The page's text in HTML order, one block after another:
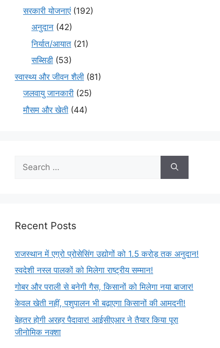
सरकारी योजनाएं(192)
अनुदान (42)
निर्यात/आयात (21)
सब्सिडी (53)
स्वास्थ्य और जीवन शैली (81)
जलवायु जानकारी (25)
मौसम और खेती (44)
Recent Posts
राजस्थान में एग्रो प्रोसेसिंग उद्योगों को 1.5 करोड़ तक अनुदान!
स्वदेशी नस्ल पालकों को मिलेगा राष्ट्रीय सम्मान!
गोबर और पराली से बनेगी गैस, किसानों को मिलेगा नया बाजार!
केवल खेती नहीं, पशुपालन भी बढ़ाएगा किसानों की आमदनी!
बेहतर होगी अरहर पैदावार! आईसीएआर ने तैयार किया पूरा
जीनोमिक नक्शा